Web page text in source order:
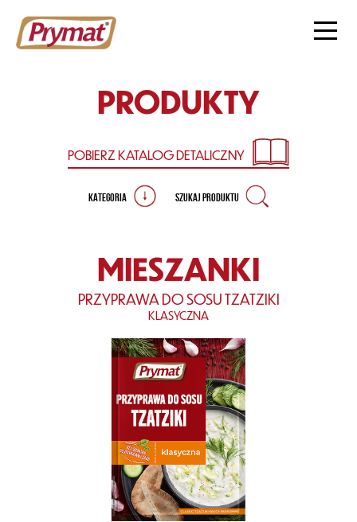
PRODUKTY
POBIERZ KATALOGDETALICZNY
KATEGORIA SZUKAJ PRODUKTU
MIESZANKI
PRZYPRAWA DO SOSU TZATZIKI
KLASYCZNA